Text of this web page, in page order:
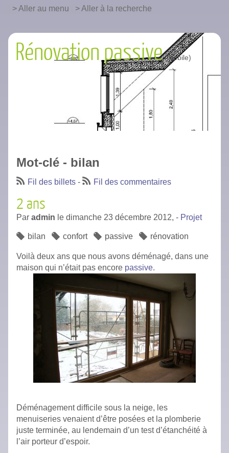
Rénovation passive
Aller au menu Aller à la recherche
Mot-clé - bilan
Fil des billets - Fil des commentaires
2 ans
Par admin le dimanche 23 décembre 2012, - Projet
bilan confort passive rénovation
Voilà deux ans que nous avons déménagé, dans une
maison qui n’était pas encore passive.
Déménagement difficile sous la neige, les
menuiseries venaient d’être posées et la plomberie
juste terminée, au lendemain d’un test d’étanchéité à
l’air porteur d’espoir.